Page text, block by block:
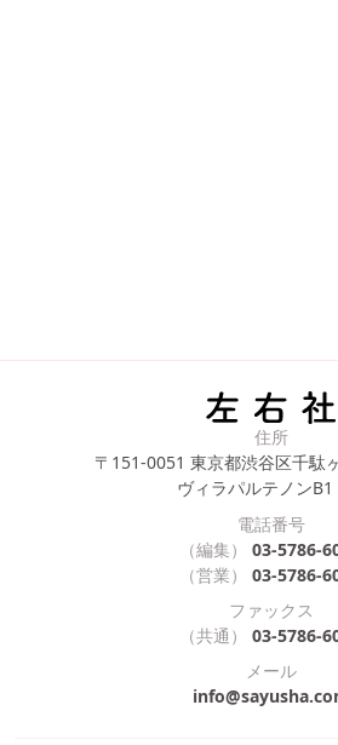
住所
〒151-0051 東京都渋谷区千駄
ヴィラパルテノンB1
電話番号
（編集）
03-5786-
（営業）
03-5786-
ファックス
（共通）
03-5786-
メール